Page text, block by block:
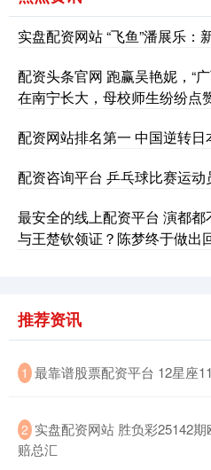
深证成指 14311.01
沪深300 4694.44
实盘配资网站 “飞鱼”潘展乐：
配资头条官网 跑赢吴艳妮，“
在南宁长大，母校师生纷纷点
配资网站排名第一 中国逆转
配资咨询平台 乒乓球比赛运动
最安全的线上配资平台 演都
与王楚钦领证？陈梦终于做出
推荐资讯
1 最靠谱股票配资平台 12星座
2 实盘配资网站 胜负彩25142
赔总汇